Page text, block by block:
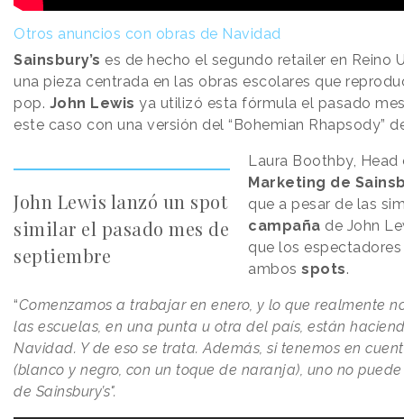
Otros anuncios con obras de Navidad
Sainsbury’s es de hecho el segundo retailer en Reino
una pieza centrada en las obras escolares que
pop. John Lewis ya utilizó esta fórmula el pasado
este caso con una versión del “Bohemian Rhapsody”
John Lewis lanzó un spot
similar el pasado mes de
septiembre
Laura Boothby,
Marketing de
que a pesar de las
campaña de John
que los
ambos spots.
“Comenzamos a trabajar en enero, y lo que realmente
las escuelas, en una punta u otra del país, están
Navidad. Y de eso se trata. Además, si tenemos en
(blanco y negro, con un toque de naranja), uno no
de Sainsbury’s".